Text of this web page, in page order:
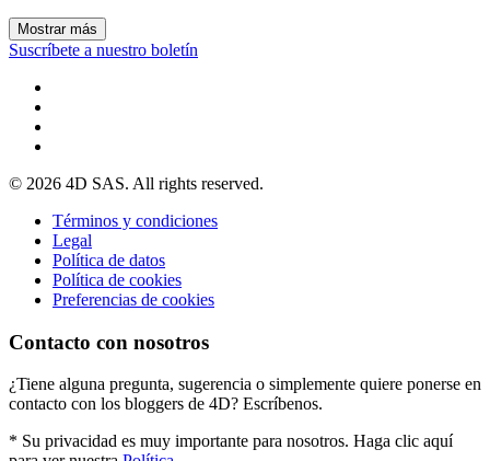
Mostrar más
Suscríbete a nuestro boletín
© 2026 4D SAS. All rights reserved.
Términos y condiciones
Legal
Política de datos
Política de cookies
Preferencias de cookies
Contacto con nosotros
¿Tiene alguna pregunta, sugerencia o simplemente quiere ponerse en
contacto con los bloggers de 4D? Escríbenos.
* Su privacidad es muy importante para nosotros. Haga clic aquí